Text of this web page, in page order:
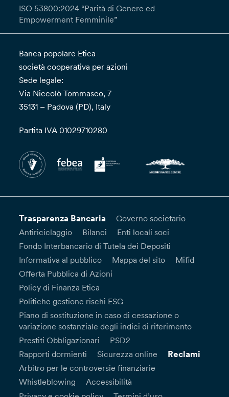
ISO 53800:2024 “Parità di Genere ed
Empowerment Femminile”
Banca popolare Etica
società cooperativa per azioni
Sede legale:
Via Niccolò Tommaseo, 7
35131 – Padova (PD), Italy
Partita IVA 01029710280
Trasparenza Bancaria
Governo societario
Antiriciclaggio
Bilanci
Enti locali soci
Fondo Interbancario di Tutela dei Depositi
Informativa al pubblico
Mappa del sito
Mifid
Offerta Pubblica di Azioni
Policy di Finanza Etica
Politiche gestione rischi ESG
Piano di sostituzione in caso di cessazione o
variazione sostanziale degli indici di riferimento
Prestiti Obbligazionari
PSD2
Rapporti dormienti
Sicurezza online Reclami
Arbitro per le controversie finanziarie
Whistleblowing
Accessibilità